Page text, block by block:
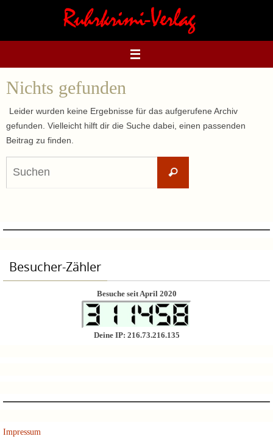
Nichts gefunden
Leider wurden keine Ergebnisse für das aufgerufene Archiv
gefunden. Vielleicht hilft dir die Suche dabei, einen passenden
Beitrag zu finden.
Suchen
Besucher-Zähler
Besuche seit April 2020
Deine IP: 216.73.216.135
Impressum